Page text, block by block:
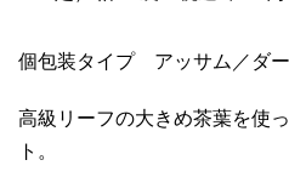
個包装タイプ アッサム／ダ
高級リーフの大きめ茶葉を使
ト。